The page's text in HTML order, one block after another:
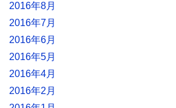
2016年8月
2016年7月
2016年6月
2016年5月
2016年4月
2016年2月